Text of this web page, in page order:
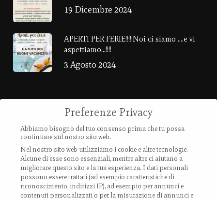
19 Dicembre 2024
APERTI PER FERIE!!!!!Noi ci siamo ….e vi
aspettiamo…!!!!
3 Agosto 2024
Via Provanone 4907 (30,71 km)
40017 Palata Pepoli,
Emilia-Romagna, Italy
TEL.: +39 0519 85 919
Preferenze Privacy
Abbiamo bisogno del tuo consenso prima che tu possa
continuare sul nostro sito web.
Nel nostro sito web utilizziamo i cookie e altre tecnologie.
Alcune di esse sono essenziali, mentre altre ci aiutano a
migliorare questo sito e la tua esperienza. I dati personali
possono essere trattati (ad esempio caratteristiche di
riconoscimento, indirizzi IP), ad esempio per annunci e
contenuti personalizzati o per la misurazione di annunci e